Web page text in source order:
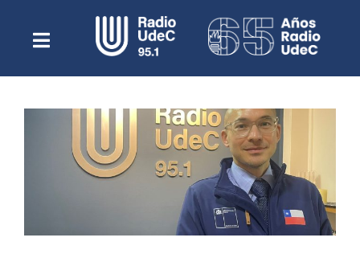
contenidoToggle
NavigationEscuchar Radio UdeC en vivo
Quiénes Somos
Programación
Podcast
Noticias
Reportajes